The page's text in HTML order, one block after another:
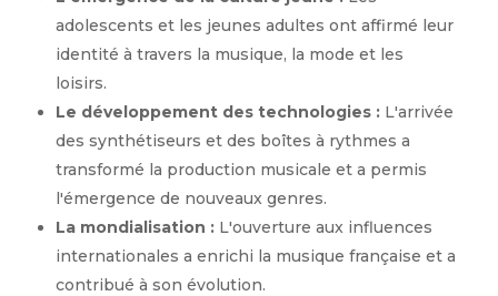
adolescents et les jeunes adultes ont affirmé leur
identité à travers la musique, la mode et les
loisirs.
Le développement des technologies :L'arrivée
des synthétiseurs et des boîtes à rythmes a
transformé la production musicale et a permis
l'émergence de nouveaux genres.
La mondialisation :L'ouverture aux influences
internationales a enrichi la musique française et a
contribué à son évolution.